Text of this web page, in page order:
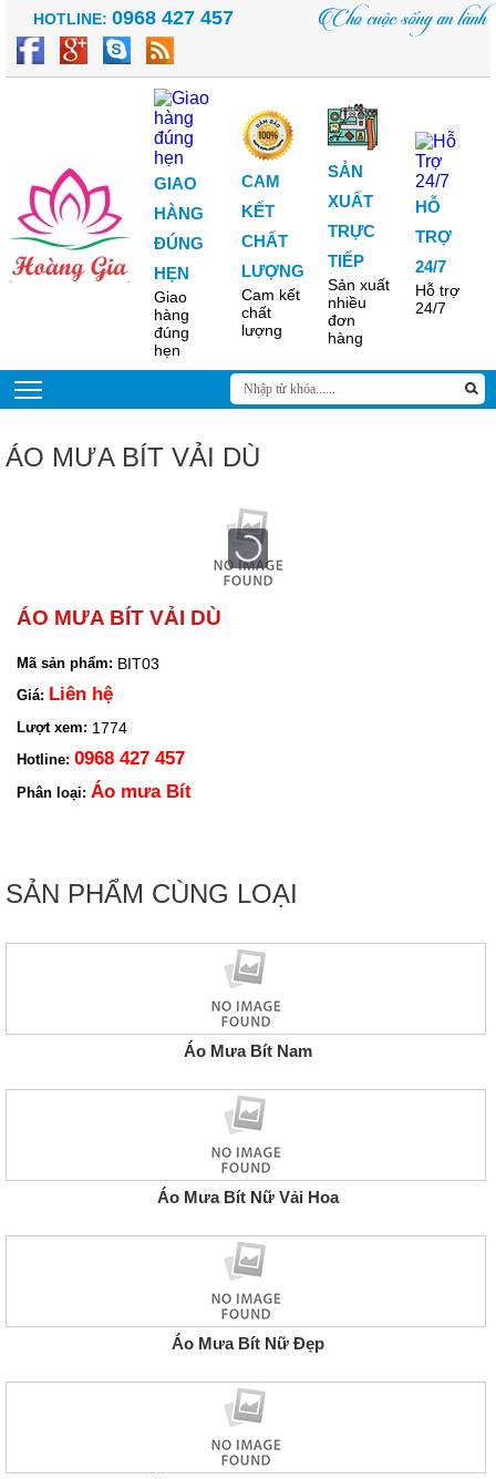
HOTLINE: 0968 427 457 Cho cuộc sống an lành
GIAO
HÀNG
ĐÚNG
HẸN
Giao
hàng
đúng
hẹn
CAM
KẾT
CHẤT
LƯỢNG
Cam kết
chất
lượng
SẢN
XUẤT
TRỰC
TIẾP
Sản xuất
nhiều
đơn
hàng
HỖ
TRỢ
24/7
Hỗ trợ
24/7
ÁO MƯA BÍT VẢI DÙ
ÁO MƯA BÍT VẢI DÙ
Mã sản phẩm: BIT03
Giá: Liên hệ
Lượt xem: 1774
Hotline: 0968 427 457
Phân loại: Áo mưa Bít
SẢN PHẨM CÙNG LOẠI
Áo Mưa Bít Nam
Áo Mưa Bít Nữ Vải Hoa
Áo Mưa Bít Nữ Đẹp